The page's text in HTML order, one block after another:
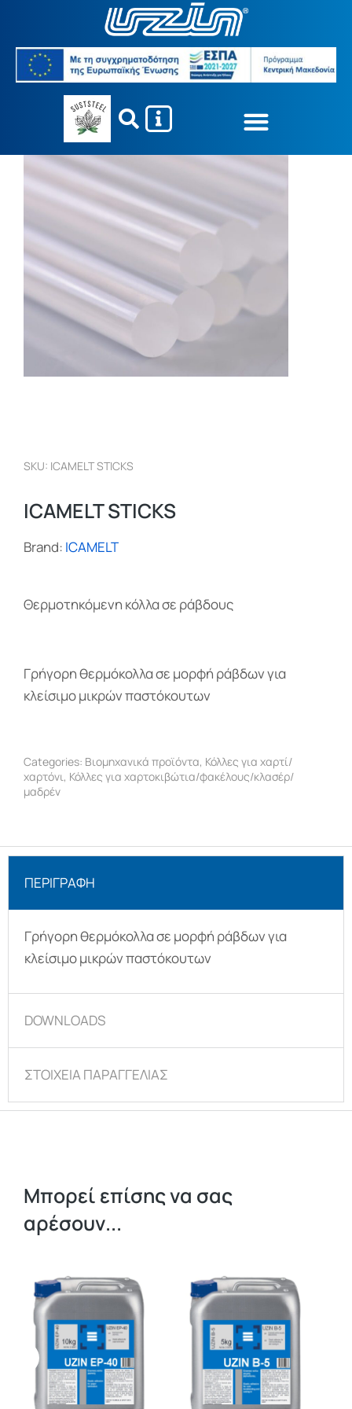
Κόλλες για … Κόλλες για … ICAMELT STICKS
SKU: ICAMELT STICKS
ICAMELT STICKS
Brand: ICAMELT
Θερμοτηκόμενη κόλλα σε ράβδους
Γρήγορη θερμόκολλα σε μορφή ράβδων για
κλείσιμο μικρών παστόκουτων
Categories: Βιομηχανικά προϊόντα, Κόλλες για χαρτί/
χαρτόνι, Κόλλες για χαρτοκιβώτια/φακέλους/κλασέρ/
μαδρέν
ΠΕΡΙΓΡΑΦΉ
Γρήγορη θερμόκολλα σε μορφή ράβδων για
κλείσιμο μικρών παστόκουτων
DOWNLOADS
ΣΤΟΙΧΕΙΑ ΠΑΡΑΓΓΕΛΙΑΣ
Μπορεί επίσης να σας
αρέσουν...